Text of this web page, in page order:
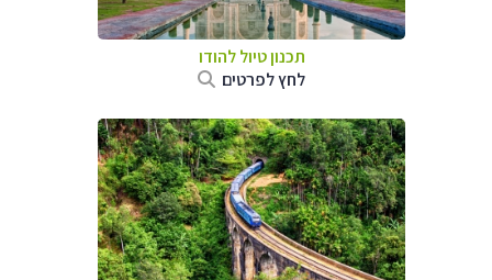
תכנון טיוללהודו
לחץ לפרטים